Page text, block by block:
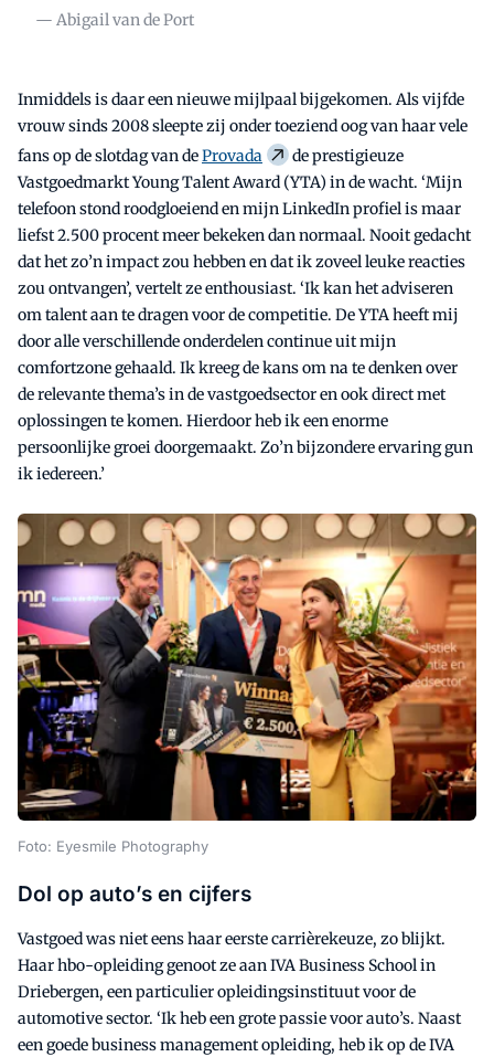
— Abigail van de Port
Inmiddels is daar een nieuwe mijlpaal bijgekomen. Als vijfde
vrouw sinds 2008 sleepte zij onder toeziend oog van haar vele
fans op de slotdag van deProvada
de prestigieuze
Vastgoedmarkt Young Talent Award (YTA) in de wacht. ‘Mijn
telefoon stond roodgloeiend en mijn LinkedIn profiel is maar
liefst 2.500 procent meer bekeken dan normaal. Nooit gedacht
dat het zo’n impact zou hebben en dat ik zoveel leuke reacties
zou ontvangen’, vertelt ze enthousiast. ‘Ik kan het adviseren
om talent aan te dragen voor de competitie. De YTA heeft mij
door alle verschillende onderdelen continue uit mijn
comfortzone gehaald. Ik kreeg de kans om na te denken over
de relevante thema’s in de vastgoedsector en ook direct met
oplossingen te komen. Hierdoor heb ik een enorme
persoonlijke groei doorgemaakt. Zo’n bijzondere ervaring gun
ik iedereen.’
Foto: Eyesmile Photography
Dol op auto’s en cijfers
Vastgoed was niet eens haar eerste carrièrekeuze, zo blijkt.
Haar hbo-opleiding genoot ze aan IVA Business School in
Driebergen, een particulier opleidingsinstituut voor de
automotive sector. ‘Ik heb een grote passie voor auto’s. Naast
een goede business management opleiding, heb ik op de IVA